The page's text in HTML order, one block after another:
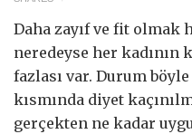
Daha zayıf ve fit olmak
neredeyse her kadının
fazlası var. Durum
kısmında diyet
gerçekten ne kadar